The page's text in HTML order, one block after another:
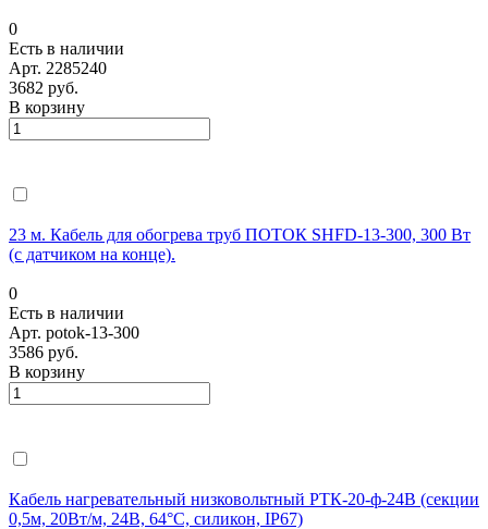
0
Есть в наличии
Арт. 2285240
3682 руб.
В корзину
23 м. Кабель для обогрева труб ПОТОК SHFD-13-300, 300 Вт
(с датчиком на конце).
0
Есть в наличии
Арт. potok-13-300
3586 руб.
В корзину
Кабель нагревательный низковольтный РТК-20-ф-24В (секции
0,5м, 20Вт/м, 24В, 64°С, силикон, IP67)